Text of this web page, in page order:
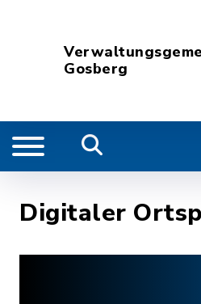
Gosberg
Digitaler